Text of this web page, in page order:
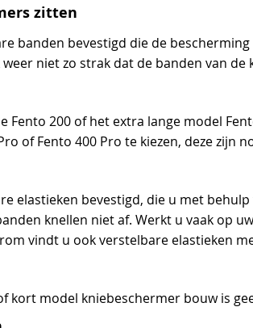
zitten
banden bevestigd die de
niet zo strak dat de banden van
Fento 200 of het extra lange model
of Fento 400 Pro te kiezen, deze zijn
elastieken bevestigd, die u met
knellen niet af. Werkt u vaak op
vindt u ook verstelbare elastieken
kort model kniebeschermer bouw is